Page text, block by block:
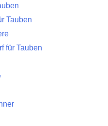
Tauben
für Tauben